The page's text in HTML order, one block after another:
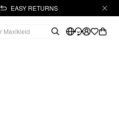
EASY RETURNS